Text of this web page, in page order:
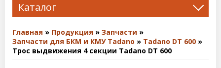
Каталог
Главная Продукция
Запчасти
Запчасти для БКМ и КМУ Tadano
Tadano DT 600
Трос выдвижения 4 секции Tadano DT 600